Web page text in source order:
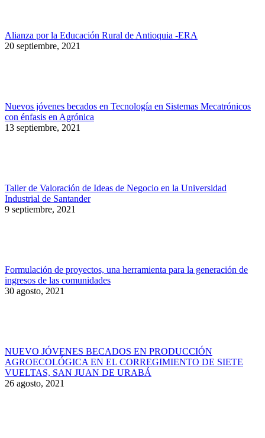
Alianza por la Educación Rural de Antioquia -ERA
20 septiembre, 2021
Nuevos jóvenes becados en Tecnología en Sistemas Mecatrónicos
con énfasis en Agrónica
13 septiembre, 2021
Taller de Valoración de Ideas de Negocio en la Universidad
Industrial de Santander
9 septiembre, 2021
Formulación de proyectos, una herramienta para la generación de
ingresos de las comunidades
30 agosto, 2021
NUEVO JÓVENES BECADOS EN PRODUCCIÓN
AGROECOLÓGICA EN EL CORREGIMIENTO DE SIETE
VUELTAS, SAN JUAN DE URABÁ
26 agosto, 2021